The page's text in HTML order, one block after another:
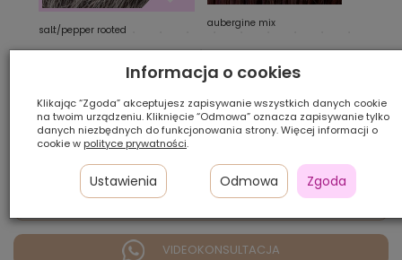
salt/pepper rooted
aubergine mix
1 050,00 zł
Zapytaj o dostępność
VIDEOKONSULTACJA
Informacja o cookies
Klikając “Zgoda” akceptujesz zapisywanie wszystkich danych cookie
na twoim urządzeniu. Kliknięcie “Odmowa” oznacza zapisywanie tylko
danych niezbędnych do funkcjonowania strony. Więcej informacji o
cookie w polityce prywatności.
Ustawienia Odmowa Zgoda